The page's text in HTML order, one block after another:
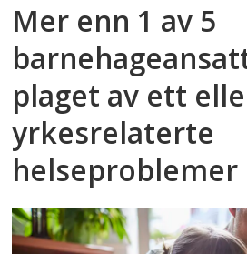
Mer enn 1 av 5
plaget av ett
yrkesrelaterte
helseproblemer